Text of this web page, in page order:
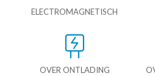
ELECTROMAGNETISCH
OVER ONTLADING